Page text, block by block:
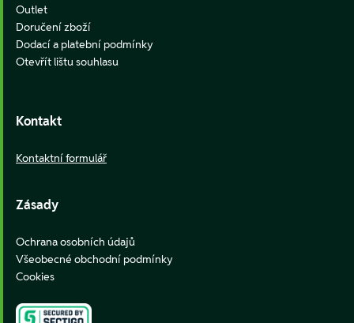
Outlet
Doručení zboží
Dodací a platební podmínky
Otevřít lištu souhlasu
Kontakt
Kontaktní formulář
Zásady
Ochrana osobních údajů
Všeobecné obchodní podmínky
Cookies